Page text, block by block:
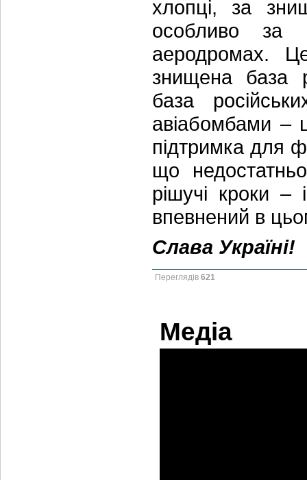
хлопці, за
особливо за
аеродромах.
знищена база
база
авіабомбами –
підтримка для
що
рішучі кроки –
впевнений в
Слава Україні!
Переглядів 621
Медіа